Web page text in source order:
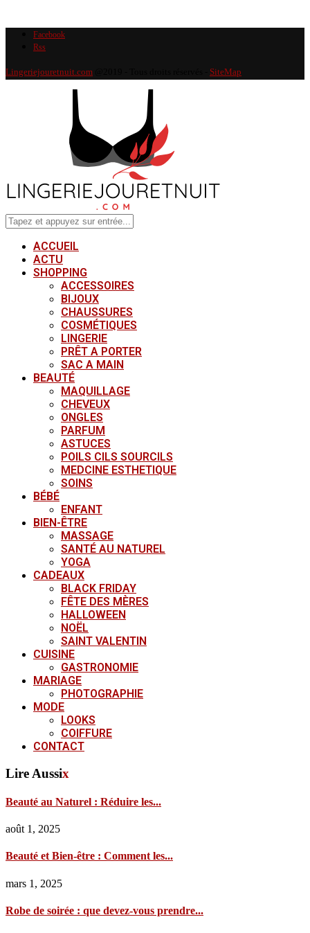
Facebook
Rss
Lingeriejouretnuit.com SiteMap
ACCUEIL
ACTU
SHOPPING
ACCESSOIRES
BIJOUX
CHAUSSURES
COSMÉTIQUES
LINGERIE
PRÊT A PORTER
SAC A MAIN
BEAUTÉ
MAQUILLAGE
CHEVEUX
ONGLES
PARFUM
ASTUCES
POILS CILS SOURCILS
MEDCINE ESTHETIQUE
SOINS
BÉBÉ
ENFANT
BIEN-ÊTRE
MASSAGE
SANTÉ AU NATUREL
YOGA
CADEAUX
BLACK FRIDAY
FÊTE DES MÈRES
HALLOWEEN
NOËL
SAINT VALENTIN
CUISINE
GASTRONOMIE
MARIAGE
PHOTOGRAPHIE
MODE
LOOKS
COIFFURE
CONTACT
Lire Aussix
Beauté au Naturel : Réduire les...
août 1, 2025
Beauté et Bien-être : Comment les...
mars 1, 2025
Robe de soirée : que devez-vous prendre...